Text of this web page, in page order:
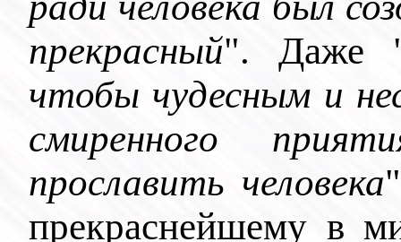
прекрасный". Даже
чтобы чудесным и
смиренного
прославить человека
прекраснейшему в